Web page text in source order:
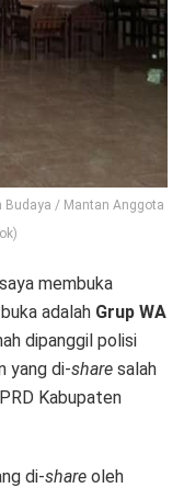
Budaya / Mantan Anggota
membuka
adalah Grup WA
dipanggil polisi
yang di-share salah
Kabupaten
di-share oleh